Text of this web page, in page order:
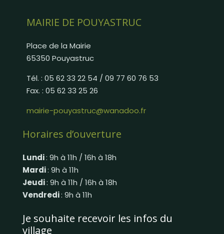
MAIRIE DE POUYASTRUC
Place de la Mairie
65350 Pouyastruc
Tél. : 05 62 33 22 54 / 09 77 60 76 53
Fax. : 05 62 33 25 26
mairie-pouyastruc@wanadoo.fr
Horaires d’ouverture
Lundi: 9h à 11h / 16h à 18h
Mardi: 9h à 11h
Jeudi: 9h à 11h / 16h à 18h
Vendredi: 9h à 11h
Je souhaite recevoir les infos du
village